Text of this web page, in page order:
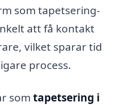
som tapetsering-
att få kontakt
vilket sparar tid
process.
som tapetsering i